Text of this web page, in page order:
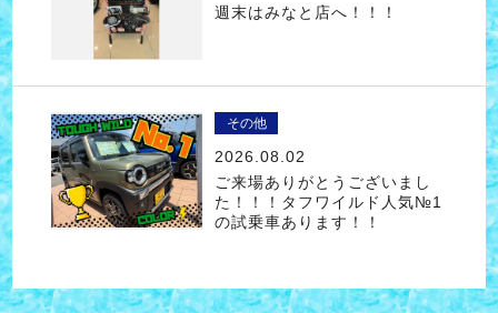
週末はみなと店へ！！！
その他
2026.08.02
ご来場ありがとうございまし
た！！！タフワイルド人気№1
の試乗車あります！！